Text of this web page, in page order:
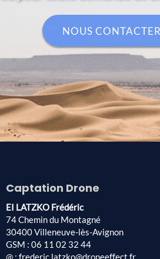
NOUS CONTACTER
Captation Drone
EI LATZKO Frédéric
74 Chemin du Montagné
30400 Villeneuve-lès-Avignon
GSM : 06 11 02 32 44
@ : frederic.latzko@droneeffect.fr